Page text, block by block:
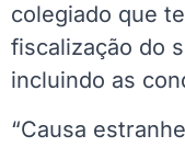
colegiado que
fiscalização do
incluindo as
“Causa